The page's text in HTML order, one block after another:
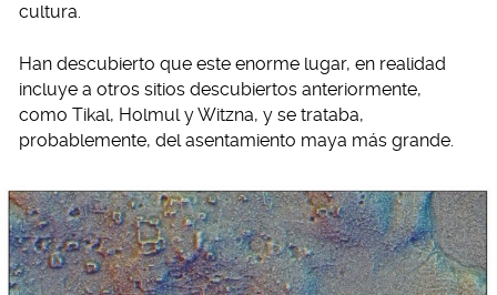
cultura.
Han descubierto que este enorme lugar, en realidad
incluye a otros sitios descubiertos anteriormente,
como Tikal, Holmul y Witzna, y se trataba,
probablemente, del asentamiento maya más grande.